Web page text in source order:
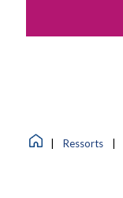
Ressorts